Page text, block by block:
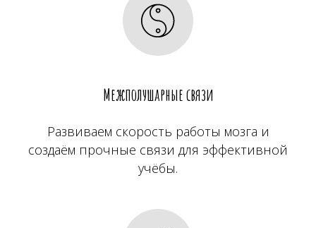
Межполушарные связи
Развиваем скорость работы мозга и
создаём прочные связи для эффективной
учёбы.